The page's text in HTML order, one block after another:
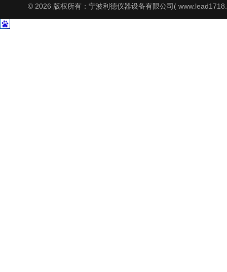
© 2026 版权所有：宁波利德仪器设备有限公司(